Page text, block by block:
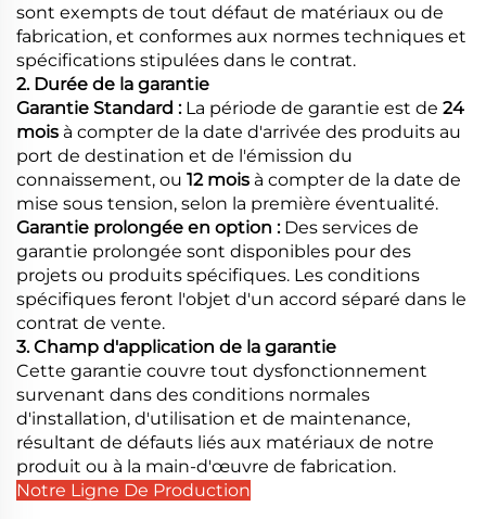
sont exempts de tout défaut de matériaux ou de
fabrication, et conformes aux normes techniques et
spécifications stipulées dans le contrat.
2. Durée de la garantie
Garantie Standard : La période de garantie est de 24
mois à compter de la date d'arrivée des produits au
port de destination et de l'émission du
connaissement, ou 12 mois à compter de la date de
mise sous tension, selon la première éventualité.
Garantie prolongée en option : Des services de
garantie prolongée sont disponibles pour des
projets ou produits spécifiques. Les conditions
spécifiques feront l'objet d'un accord séparé dans le
contrat de vente.
3. Champ d'application de la garantie
Cette garantie couvre tout dysfonctionnement
survenant dans des conditions normales
d'installation, d'utilisation et de maintenance,
résultant de défauts liés aux matériaux de notre
produit ou à la main-d'œuvre de fabrication.
Notre Ligne De Production